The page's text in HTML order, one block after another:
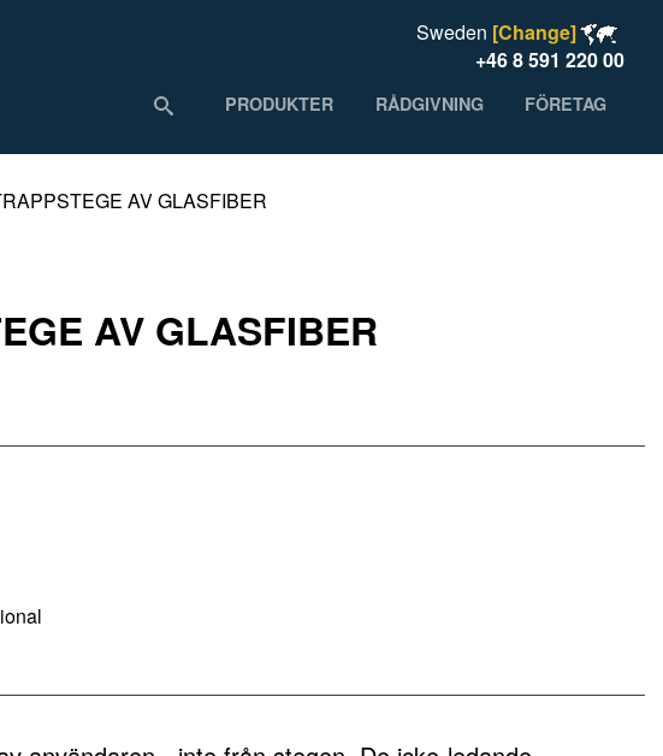
Sweden [Change]
+46 8 591 220 00
PRODUKTER RÅDGIVNING FÖRETAG
AV GLASFIBER
AV GLASFIBER